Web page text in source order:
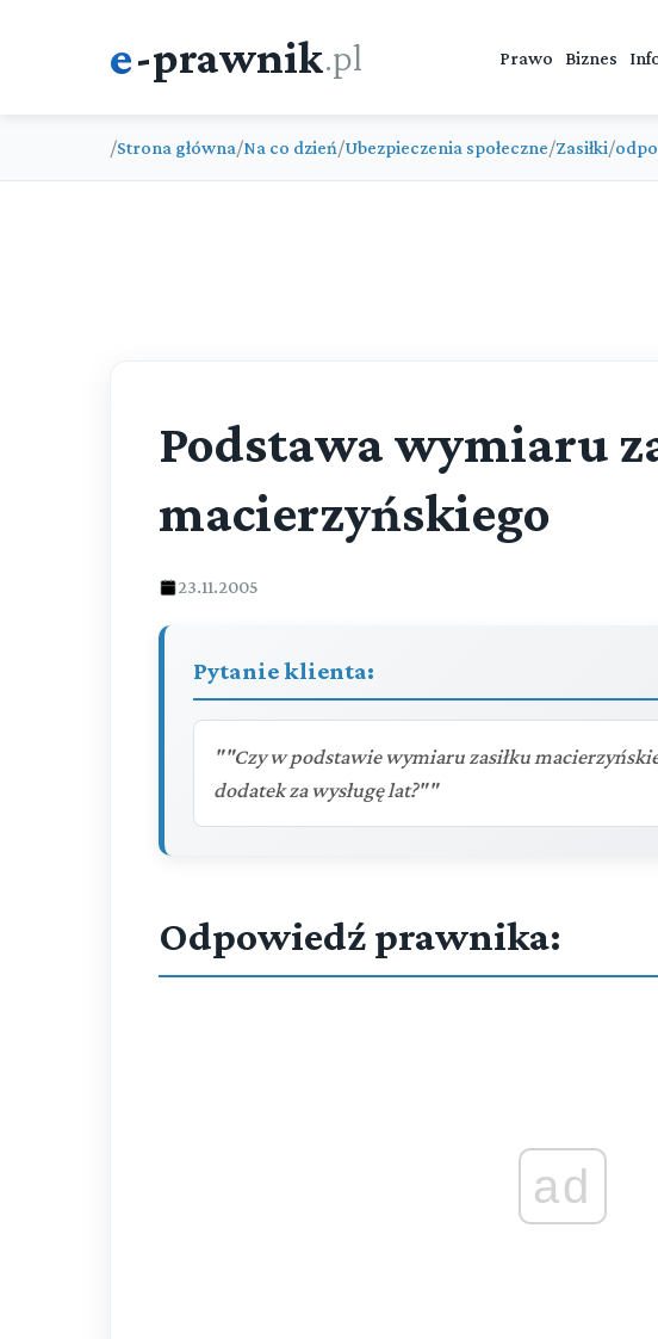
e-prawnik.pl Prawo Biznes
/Strona główna/Na co dzień/Ubezpieczenia społeczne/Zasiłki/
Podstawa wymiaru
macierzyńskiego
23.11.2005
Pytanie klienta:
""Czy w podstawie wymiaru zasiłku
dodatek za wysługę lat?""
Odpowiedź prawnika:
ad